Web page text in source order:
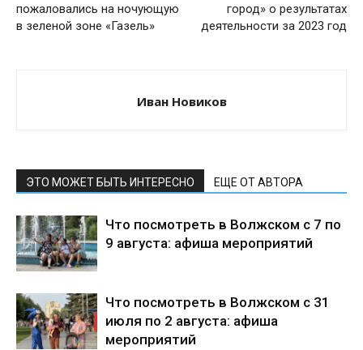
пожаловались на ночующую
в зеленой зоне «Газель»
город» о результатах
деятельности за 2023 год
Иван Новиков
ЭТО МОЖЕТ БЫТЬ ИНТЕРЕСНО ЕЩЕ ОТ АВТОРА
Что посмотреть в Волжском с 7 по
9 августа: афиша мероприятий
Что посмотреть в Волжском с 31
июля по 2 августа: афиша
мероприятий